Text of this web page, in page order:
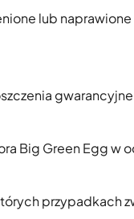
lub
Big Green Egg w
przypadkach